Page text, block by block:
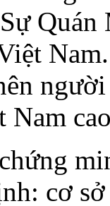
Nam
cơ